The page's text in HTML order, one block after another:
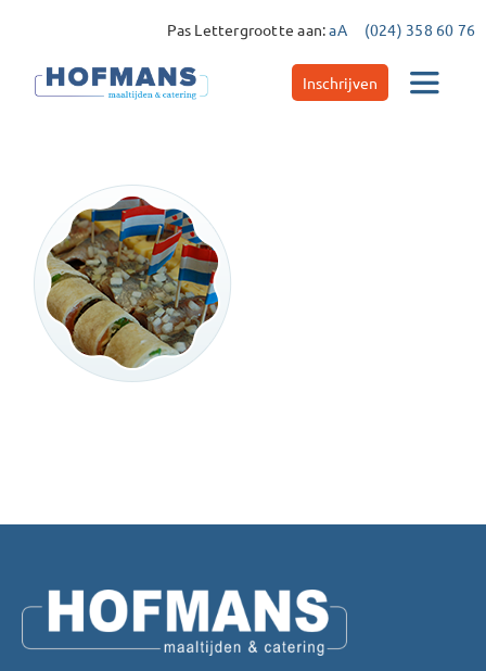
inhoud
Pas Lettergrootte aan:aA (024) 358 60 76
Inschrijven
Toggle
Maaltijdservice
Contact